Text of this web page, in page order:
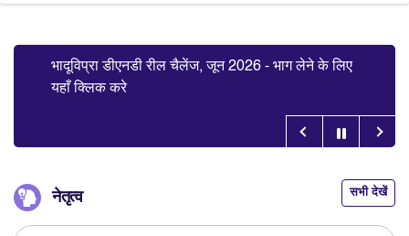
भादूविप्रा डीएनडी रील चैलेंज, जून 2026 - भाग लेने के लिए
यहाँ क्लिक करें
नेतृत्व सभी देखें